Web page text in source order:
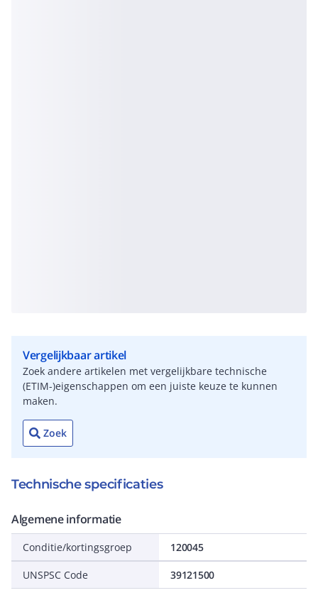
Vergelijkbaar artikel
Zoek andere artikelen met vergelijkbare technische
(ETIM-)eigenschappen om een juiste keuze te kunnen
maken.
Zoek
Technische specificaties
Algemene informatie
Conditie/kortingsgroep 120045
UNSPSC Code 39121500